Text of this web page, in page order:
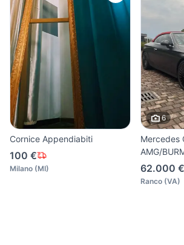
Cornice Appendiabiti
100 €
Milano (MI)
6
Mercedes
AMG/
62.000 €
Ranco (VA)